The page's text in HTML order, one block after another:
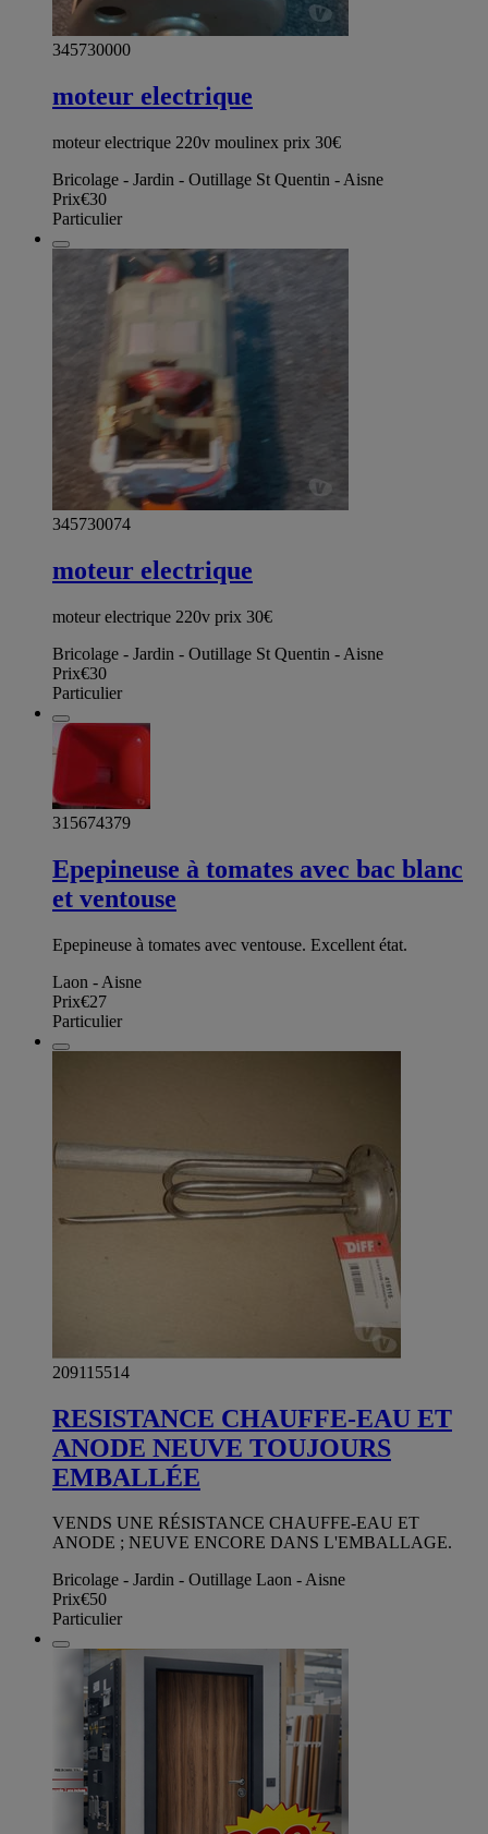
345730000
moteur electrique
moteur electrique 220v moulinex prix 30€
Bricolage - Jardin - Outillage St Quentin - Aisne
Prix€30
Particulier
345730074
moteur electrique
moteur electrique 220v prix 30€
Bricolage - Jardin - Outillage St Quentin - Aisne
Prix€30
Particulier
315674379
Epepineuse à tomates avec bac blanc
et ventouse
Epepineuse à tomates avec ventouse. Excellent état.
Laon - Aisne
Prix€27
Particulier
209115514
RESISTANCE CHAUFFE-EAU ET
ANODE NEUVE TOUJOURS
EMBALLÉE
VENDS UNE RÉSISTANCE CHAUFFE-EAU ET
ANODE ; NEUVE ENCORE DANS L'EMBALLAGE.
Bricolage - Jardin - Outillage Laon - Aisne
Prix€50
Particulier